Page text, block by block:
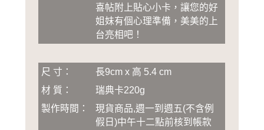
喜帖附上貼心小卡，讓您的好
姐妹有個心理準備，美美的上
台亮相吧！
尺 寸：
長9cm x 高 5.4 cm
材 質：
瑞典卡220g
製作時間：
現貨商品,週一到週五(不含例
假日)中午十二點前核到帳款